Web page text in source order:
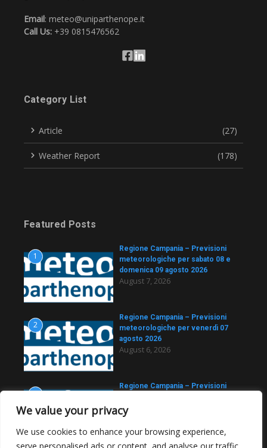
We value your privacy
We use cookies to enhance your browsing experience,
Email: meteo@uniparthenope.it
Call Us: +39 0815476562
Category List
Article (27)
Weather Report (178)
Featured Posts
1
Regione Campania – Previsioni
meteorologiche per sabato 08 e
domenica 09 agosto 2026
August 7, 2026
2
Regione Campania – Previsioni
meteorologiche per venerdì 07
agosto 2026
August 6, 2026
3
Regione Campania – Previsioni
agosto 2026
August 5, 2026